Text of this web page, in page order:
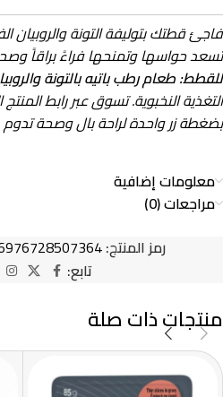
فاجئ قطتك بتوليفة التونة والروبيان
تسعد حواسها وتمنحها فراءً براقاً
للقطط: طعام رطب باتيه بالتونة والروبيان
التغذية النخبوية. تسوق عبر رابط
بضغطة زر واحدة لراحة بال وصحة تدوم
معلومات إضافية
مراجعات (0)
رمز المنتج:
تابع:
منتجات ذات صلة